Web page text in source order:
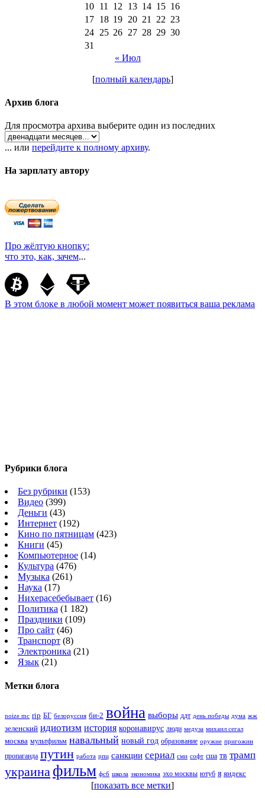
10
11 12 13 14 15 16
17
18 19 20 21 22 23
24
25 26 27 28 29 30
31
« Июл
[полный календарь]
Архив блога
Для просмотра архива выберите один из последних
... или перейдите к полному архиву.
На зарплату автору
Про жёлтую кнопку:
что это, как, зачем...
В этом блоке в любой момент может появиться ваша реклама
Рубрики блога
Без рубрики (153)
Видео (399)
Деньги (43)
Интернет (192)
Кино по пятницам (423)
Книги (45)
Компьютерное (14)
Культура (476)
Музыка (261)
Наука (17)
Нихерасебебывает (16)
Политика (1 182)
Праздники (109)
Про сайт (46)
Транспорт (8)
Электроника (21)
Язык (21)
Метки блога
noize mc rip БГ белоруссия би-2 война выборы ддт день победы дума жж
зеленский идиотизм история коронавирус люди медуза михаил сегал
москва мультфильм навальный новый год образование оружие пригожин
пропаганда путин работа рпц санкции сериал сми софт сша тв трамп
украина фильм фсб школа экономика эхо москвы ютуб я яндекс
[показать все метки]